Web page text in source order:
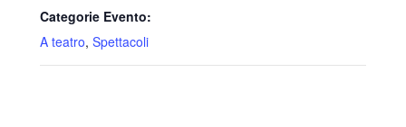
Categorie Evento:
A teatro, Spettacoli